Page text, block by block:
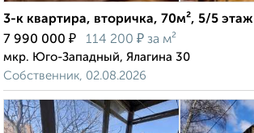
3-к квартира, вторичка, 70м², 5/5 этаж
7 990 000 ₽ 114 200 ₽ за м²
мкр. Юго-Западный, Ялагина 30
Собственник, 02.08.2026